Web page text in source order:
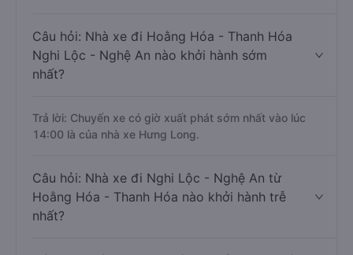
Câu hỏi: Nhà xe đi Hoằng Hóa - Thanh Hóa
Nghi Lộc - Nghệ An nào khởi hành sớm
nhất?
Trả lời: Chuyến xe có giờ xuất phát sớm nhất vào lúc
14:00 là của nhà xe Hưng Long.
Câu hỏi: Nhà xe đi Nghi Lộc - Nghệ An từ
Hoằng Hóa - Thanh Hóa nào khởi hành trễ
nhất?